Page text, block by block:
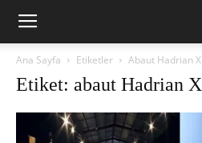
Ana Sayfa Etiketler Abaut Hadrian X
Etiket: abaut Hadrian X